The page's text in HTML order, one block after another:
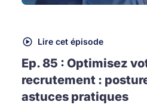
Lire cet épisode
Ep. 85 : Optimisez
recrutement :
astuces pratiques